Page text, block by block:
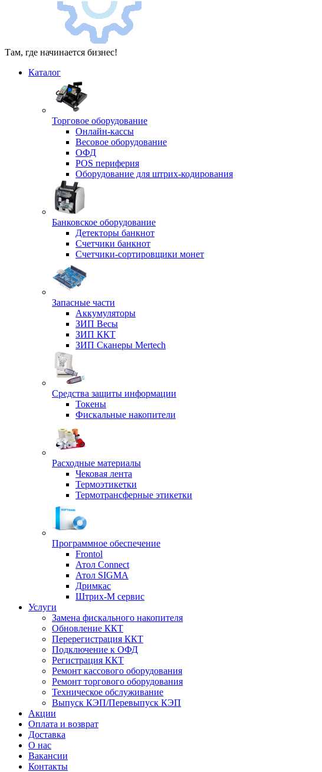
Там, где начинается бизнес!
Каталог
Торговое оборудование
Онлайн-кассы
Весовое оборудование
ОФД
POS периферия
Оборудование для штрих-кодирования
Банковское оборудование
Детекторы банкнот
Счетчики банкнот
Счетчики-сортировщики монет
Запасные части
Аккумуляторы
ЗИП Весы
ЗИП ККТ
ЗИП Сканеры Mertech
Средства защиты информации
Токены
Фискальные накопители
Расходные материалы
Чековая лента
Термоэтикетки
Термотрансферные этикетки
Программное обеспечение
Frontol
Атол Connect
Атол SIGMA
Дримкас
Штрих-М сервис
Услуги
Замена фискального накопителя
Обновление ККТ
Перерегистрация ККТ
Подключение к ОФД
Регистрация ККТ
Ремонт кассового оборудования
Ремонт торгового оборудования
Техническое обслуживание
Выпуск КЭП/Перевыпуск КЭП
Акции
Оплата и возврат
Доставка
О нас
Вакансии
Контакты